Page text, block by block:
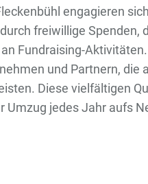
engagieren
freiwillige Spenden,
Fundraising-
und Partnern, die
Diese vielfältigen
Umzug jedes Jahr aufs